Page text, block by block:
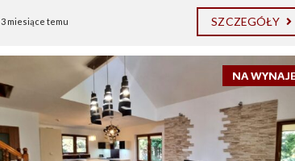
3 miesiące temu SZCZEGÓŁY
NA